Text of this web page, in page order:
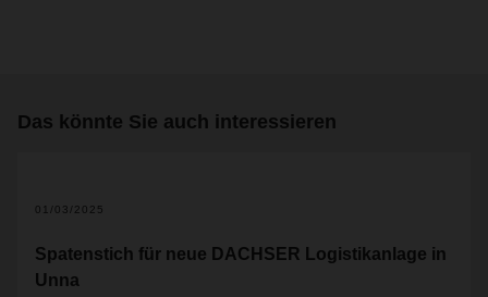
Das könnte Sie auch interessieren
01/03/2025
Spatenstich für neue DACHSER Logistikanlage in
Unna